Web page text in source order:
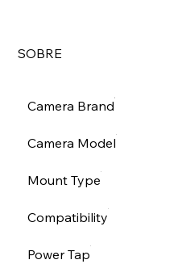
SOBRE
Camera Brand
Camera Model
Mount Type
Compatibility
Power Tap